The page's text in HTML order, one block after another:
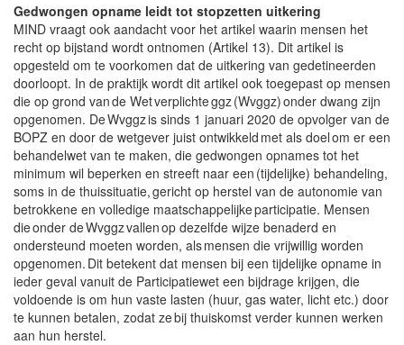
Gedwongen opname leidt tot stopzetten uitkering
MIND vraagt ook aandacht voor het artikel waarin mensen het
recht op bijstand wordt ontnomen (Artikel 13). Dit artikel is
opgesteld om te voorkomen dat de uitkering van gedetineerden
doorloopt. In de praktijk wordt dit artikel ook toegepast op mensen
die op grond van de Wet verplichte ggz (Wvggz) onder dwang zijn
opgenomen. De Wvggz is sinds 1 januari 2020 de opvolger van de
BOPZ en door de wetgever juist ontwikkeld met als doel om er een
behandelwet van te maken, die gedwongen opnames tot het
minimum wil beperken en streeft naar een (tijdelijke) behandeling,
soms in de thuissituatie, gericht op herstel van de autonomie van
betrokkene en volledige maatschappelijke participatie. Mensen
die onder de Wvggz vallen op dezelfde wijze benaderd en
ondersteund moeten worden, als mensen die vrijwillig worden
opgenomen. Dit betekent dat mensen bij een tijdelijke opname in
ieder geval vanuit de Participatiewet een bijdrage krijgen, die
voldoende is om hun vaste lasten (huur, gas water, licht etc.) door
te kunnen betalen, zodat ze bij thuiskomst verder kunnen werken
aan hun herstel.